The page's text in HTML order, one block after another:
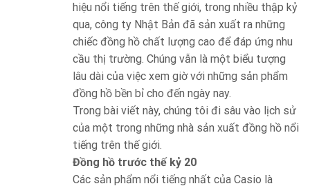
hiệu nổi tiếng trên thế giới, trong nhiều thập kỷ
qua, công ty Nhật Bản đã sản xuất ra những
chiếc đồng hồ chất lượng cao để đáp ứng nhu
cầu thị trường. Chúng vẫn là một biểu tượng
lâu dài của việc xem giờ với những sản phẩm
đồng hồ bền bỉ cho đến ngày nay.
Trong bài viết này, chúng tôi đi sâu vào lịch sử
của một trong những nhà sản xuất đồng hồ nổi
tiếng trên thế giới.
Đồng hồ trước thế kỷ 20
Các sản phẩm nổi tiếng nhất của Casio là